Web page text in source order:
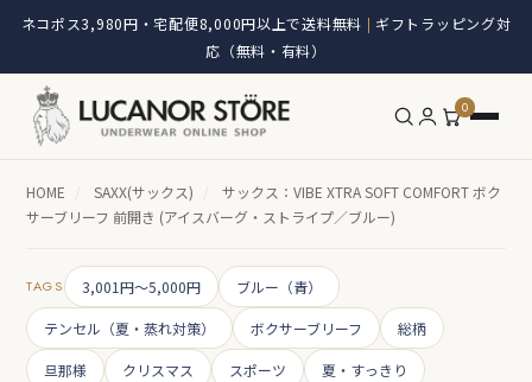
ネコポス3,980円・宅配便8,000円以上で送料無料 | ギフトラッピング対
応（無料・有料）
0
HOME / SAXX(サックス) /
サックス：VIBE XTRA SOFT COMFORT ボク
サーブリーフ 前開き (アイスバーグ・ストライプ／ブルー)
TAGS 3,001円～5,000円 ブルー（青）
テンセル（夏・蒸れ対策） ボクサーブリーフ 総柄
旦那様 クリスマス スポーツ 夏・すっきり